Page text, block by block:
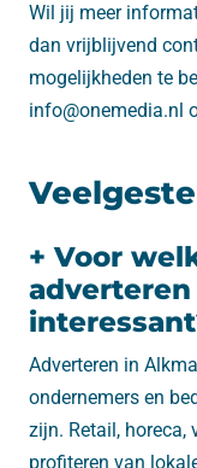
Wil jij meer
dan vrijblijvend
mogelijkheden te
info@onemedia.nl
+ Voor
Adverteren in
ondernemers en
zijn. Retail, horeca,
profiteren van